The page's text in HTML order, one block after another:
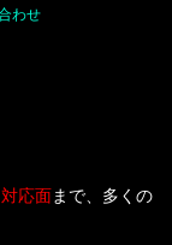
わせ
す。
す。
す。
応面まで、多くの